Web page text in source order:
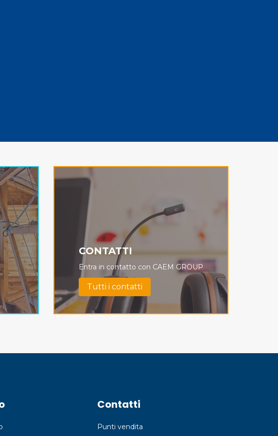
CONTATTI
Entra in contatto con CAEM GROUP
Tutti i contatti
Contatti
Punti vendita